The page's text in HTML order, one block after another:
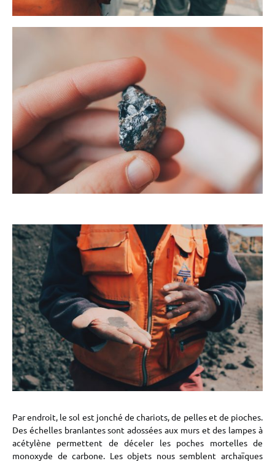
Par endroit, le sol est jonché de chariots, de pelles et de pioches.
Des échelles branlantes sont adossées aux murs et des lampes à
acétylène permettent de déceler les poches mortelles de
monoxyde de carbone. Les objets nous semblent archaïques